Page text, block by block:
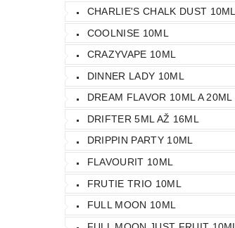
CHARLIE'S CHALK DUST 10ML
COOLNISE 10ML
CRAZYVAPE 10ML
DINNER LADY 10ML
DREAM FLAVOR 10ML A 20ML
DRIFTER 5ML AŽ 16ML
DRIPPIN PARTY 10ML
FLAVOURIT 10ML
FRUTIE TRIO 10ML
FULL MOON 10ML